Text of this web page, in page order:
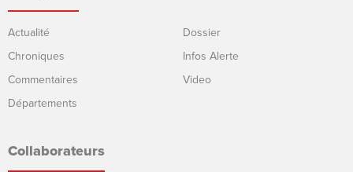
Actualité
Chroniques
Commentaires
Départements
Dossier
Infos Alerte
Video
Collaborateurs